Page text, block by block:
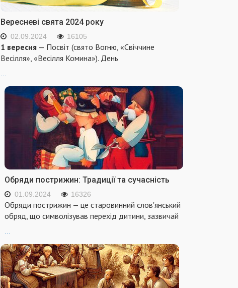
Вересневі свята 2024 року
02.09.2024 16105
1 вересня — Посвіт (свято Вогню, «Свіччине
Весілля», «Весілля Комина»). День
...
Обряди пострижин: Традиції та сучасність
01.09.2024 16326
Обряди пострижин — це старовинний слов'янський
обряд, що символізував перехід дитини, зазвичай
...